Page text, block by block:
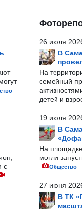
с
26 июля
В
На
семейный
детей и
19 июля
В
На
могли
Общество
27 июня
В ТК